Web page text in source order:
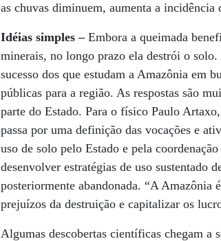
as chuvas diminuem, aumenta a
Idéias simples –Embora a queimada
minerais, no longo prazo ela destrói o
sucesso dos que estudam a Amazônia em
públicas para a região. As respostas são
parte do Estado. Para o físico Paulo
passa por uma definição das vocações e
uso de solo pelo Estado e pela
desenvolver estratégias de uso sustentado
posteriormente abandonada. “A
prejuízos da destruição e capitalizar os
Algumas descobertas científicas chegam a